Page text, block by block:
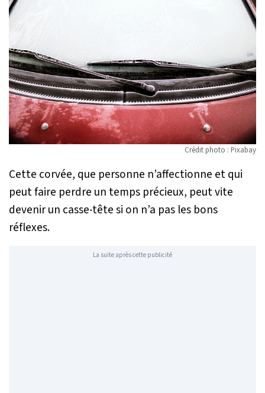
Crédit photo : Pixabay
Cette corvée, que personne n’affectionne et qui
peut faire perdre un temps précieux, peut vite
devenir un casse-tête si on n’a pas les bons
réflexes.
La suite après cette publicité